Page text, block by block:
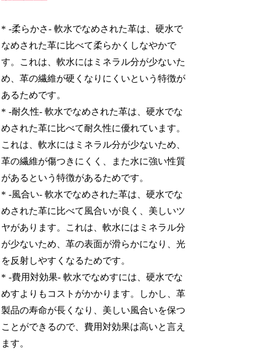
* -柔らかさ- 軟水でなめされた革は、硬水で
なめされた革に比べて柔らかくしなやかで
す。これは、軟水にはミネラル分が少ないた
め、革の繊維が硬くなりにくいという特徴が
あるためです。
* -耐久性- 軟水でなめされた革は、硬水でな
めされた革に比べて耐久性に優れています。
これは、軟水にはミネラル分が少ないため、
革の繊維が傷つきにくく、また水に強い性質
があるという特徴があるためです。
* -風合い- 軟水でなめされた革は、硬水でな
めされた革に比べて風合いが良く、美しいツ
ヤがあります。これは、軟水にはミネラル分
が少ないため、革の表面が滑らかになり、光
を反射しやすくなるためです。
* -費用対効果- 軟水でなめすには、硬水でな
めすよりもコストがかかります。しかし、革
製品の寿命が長くなり、美しい風合いを保つ
ことができるので、費用対効果は高いと言え
ます。